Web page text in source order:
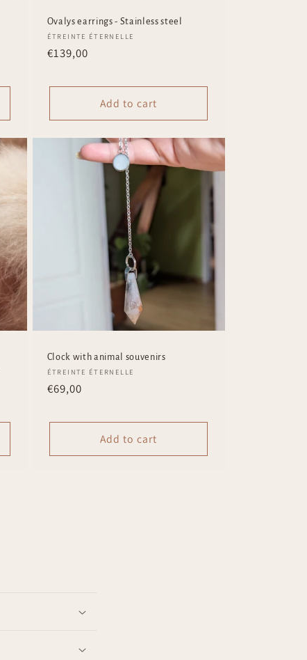
Ovalys earrings - Stainless steel
Vendor:
ÉTREINTE ÉTERNELLE
Regular
€139,00
Add to cart
Clock with animal souvenirs
Vendor:
ÉTREINTE ÉTERNELLE
Regular
€69,00
Add to cart